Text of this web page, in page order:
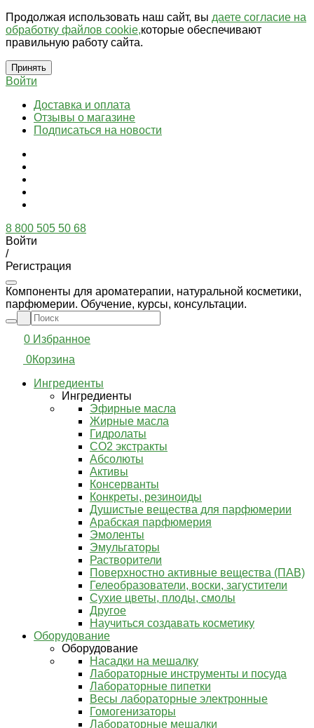
Продолжая использовать наш сайт, вы даете согласие на
обработку файлов cookie,которые обеспечивают
правильную работу сайта.
Принять
Войти
Доставка и оплата
Отзывы о магазине
Подписаться на новости
8 800 505 50 68
Войти
/
Регистрация
Компоненты для ароматерапии, натуральной косметики,
парфюмерии. Обучение, курсы, консультации.
0 Избранное
0Корзина
Ингредиенты
Ингредиенты
Эфирные масла
Жирные масла
Гидролаты
СО2 экстракты
Абсолюты
Активы
Консерванты
Конкреты, резиноиды
Душистые вещества для парфюмерии
Арабская парфюмерия
Эмоленты
Эмульгаторы
Растворители
Поверхностно активные вещества (ПАВ)
Гелеобразователи, воски, загустители
Сухие цветы, плоды, смолы
Другое
Научиться создавать косметику
Оборудование
Оборудование
Насадки на мешалку
Лабораторные инструменты и посуда
Лабораторные пипетки
Весы лабораторные электронные
Гомогенизаторы
Лабораторные мешалки